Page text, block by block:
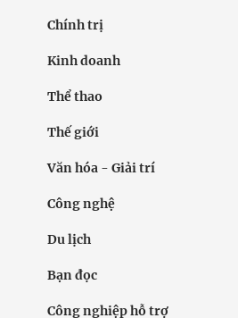
Chính trị
Kinh doanh
Thể thao
Thế giới
Văn hóa - Giải trí
Công nghệ
Du lịch
Bạn đọc
Công nghiệp hỗ trợ